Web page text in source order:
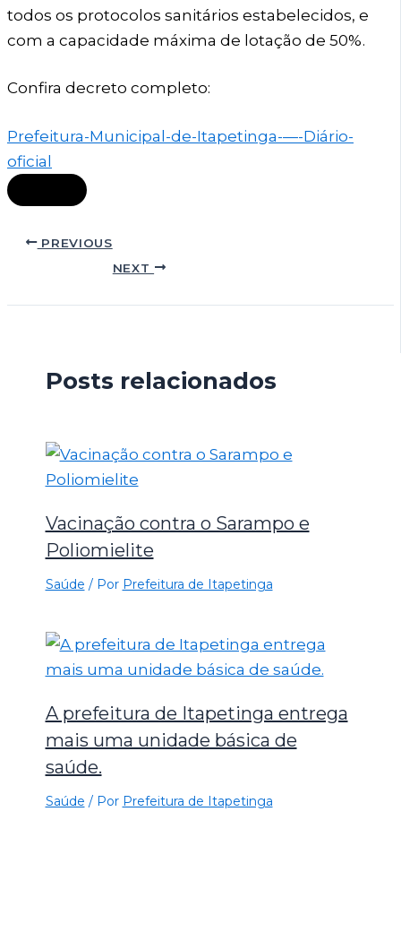
todos os protocolos sanitários estabelecidos, e
com a capacidade máxima de lotação de 50%.
Confira decreto completo:
Prefeitura-Municipal-de-Itapetinga-—-Diário-
oficial
PREVIOUS
NEXT
Posts relacionados
Vacinação contra o Sarampo e
Poliomielite
Saúde / Por Prefeitura de Itapetinga
A prefeitura de Itapetinga entrega
mais uma unidade básica de
saúde.
Saúde / Por Prefeitura de Itapetinga